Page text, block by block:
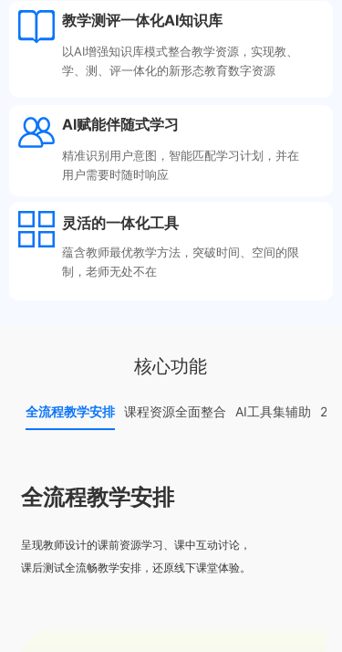
教学测评一体化AI知识库
以AI增强知识库模式整合教学资源，实现教、
学、测、评一体化的新形态教育数字资源
AI赋能伴随式学习
精准识别用户意图，智能匹配学习计划，并在
用户需要时随时响应
灵活的一体化工具
蕴含教师最优教学方法，突破时间、空间的限
制，老师无处不在
核心功能
全流程教学安排 课程资源全面整合 AI工具集辅助 24
呈现教师设计的课前资源学习、课中互动讨论，
课后测试全流畅教学安排，还原线下课堂体验。
全流程教学安排